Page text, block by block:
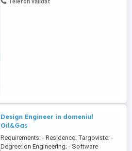
Telefon validat
Design Engineer in domeniul
Oil&Gas
Requirements: - Residence: Targoviste; -
Degree: on Engineering; - Software